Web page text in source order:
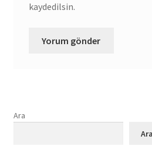
kaydedilsin.
Ara
Ara